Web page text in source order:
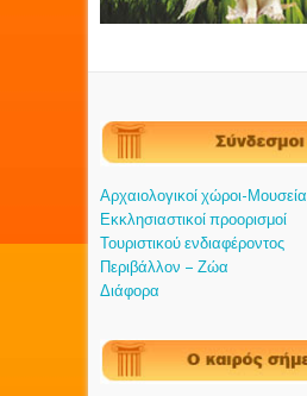
Αρχαιολογικοί χώροι-Μουσεία
Εκκλησιαστικοί προορισμοί
Τουριστικού ενδιαφέροντος
Περιβάλλον – Ζώα
Διάφορα